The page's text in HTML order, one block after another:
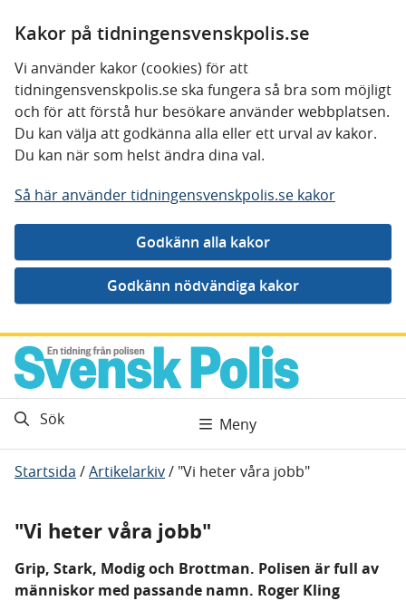
Kakor på tidningensvenskpolis.se
Vi använder kakor (cookies) för att
tidningensvenskpolis.se ska fungera så bra som möjligt
och för att förstå hur besökare använder webbplatsen.
Du kan välja att godkänna alla eller ett urval av kakor.
Du kan när som helst ändra dina val.
Så här använder tidningensvenskpolis.se kakor
Gå direkt till innehåll
Sök Meny
Startsida /Artikelarkiv/ "Vi heter våra jobb"
"Vi heter våra jobb"
Grip, Stark, Modig och Brottman. Polisen är full av
människor med passande namn. Roger Kling